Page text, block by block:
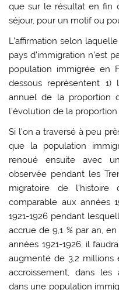
que sur le résultat en fin
séjour, pour un motif ou
L’affirmation selon
pays d’immigration n’est
population immigrée en
dessous représentent 1)
annuel de la proportion
l’évolution de la
Si l’on a traversé à peu
que la population
renoué ensuite avec
observée pendant les
migratoire de
comparable aux années
1921-1926 pendant
accrue de 9,1 % par an,
années 1921-1926, il
augmenté de 3,2 millions
accroissement, dans les
dans une population